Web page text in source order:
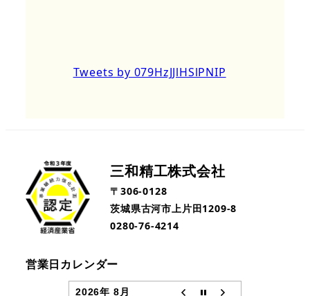
Tweets by 079HzJJlHSlPNIP
三和精工株式会社
〒306-0128
茨城県古河市上片田1209-8
0280-76-4214
営業日カレンダー
2026年 8月